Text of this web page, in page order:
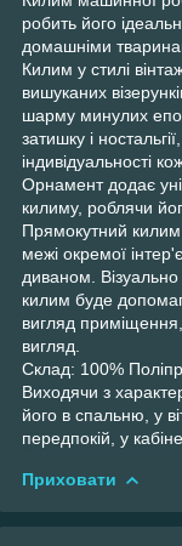
робить його
домашніми
Килим у стилі
вишуканих
шарму минулих
затишку і
індивідуальності
Орнамент додає
килиму, роблячи
Прямокутний килим
межі окремої
диваном. Візуально
килим буде
вигляд
вигляд.
Склад: 100%
Виходячи з
його в спальню, у
передпокій, у
Приховати